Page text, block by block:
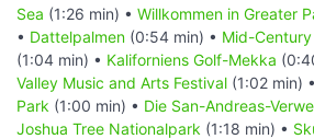
Sea (1:26 min) • Willkommen in Greater
• Dattelpalmen (0:54 min) • Mid-
(1:04 min) • Kaliforniens Golf-Mekka
Valley Music and Arts Festival (1:02 min) •
Park (1:00 min) • Die San-Andreas-
Joshua Tree Nationalpark (1:18 min) •